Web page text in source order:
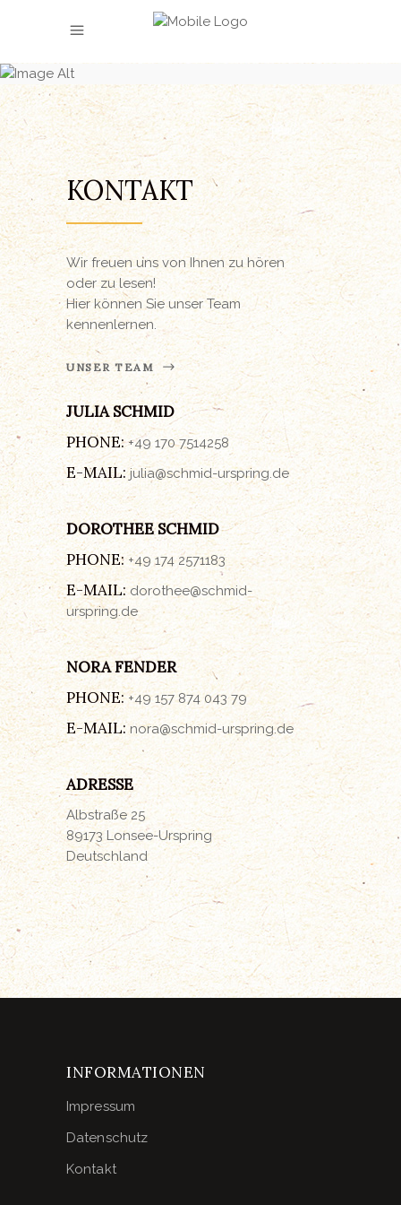
KONTAKT
KONTAKT
Wir freuen uns von Ihnen zu hören
oder zu lesen!
Hier können Sie unser Team
kennenlernen.
UNSER TEAM
JULIA SCHMID
PHONE: +49 170 7514258
E-MAIL: julia@schmid-urspring.de
DOROTHEE SCHMID
PHONE: +49 174 2571183
E-MAIL: dorothee@schmid-
urspring.de
NORA FENDER
PHONE: +49 157 874 043 79
E-MAIL: nora@schmid-urspring.de
ADRESSE
Albstraße 25
89173 Lonsee-Urspring
Deutschland
INFORMATIONEN
Impressum
Datenschutz
Kontakt